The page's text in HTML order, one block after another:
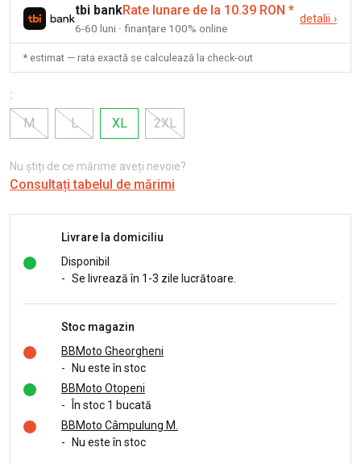
tbi bankRate lunare de la 10.39 RON *
6-60 luni · finanțare 100% online
detalii ›
* estimat — rata exactă se calculează la check-out
:
M
L XL 2XL
Nu știți de ce mărime aveți nevoie?
Consultați tabelul de mărimi
Livrare la domiciliu
Disponibil
- Se livrează în 1-3 zile lucrătoare.
Stoc magazin
BBMoto Gheorgheni
-
Nu este în stoc
BBMoto Otopeni
-
În stoc 1 bucată
BBMoto Câmpulung M.
-
Nu este în stoc